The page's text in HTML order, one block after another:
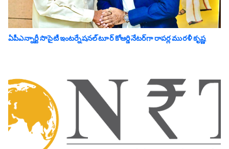
ఏపీఎన్నార్టీ సొసైటీ ఇంటర్నేషనల్ టూర్ కోఆర్డినేటర్‌గా రాపర్ల మురళీ కృష్ణ